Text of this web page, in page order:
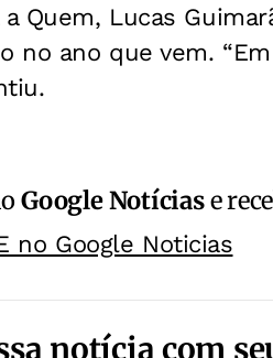
Quem, Lucas
no ano que vem.
Google Notíciase
no Google Noticias
notícia com